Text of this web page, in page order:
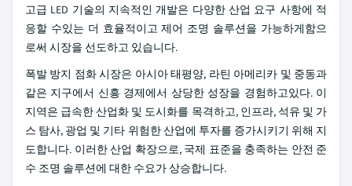
고급 LED 기술의 지속적인 개발은 다양한 산업 요구 사항에 적
응할 수있는 더 효율적이고 제어 조명 솔루션을 가능하게함으
로써 시장을 선도하고 있습니다.
폭발 방지 점화 시장은 아시아 태평양, 라틴 아메리카 및 중동과
같은 지구에서 신흥 경제에서 상당한 성장을 경험하고있다. 이
지역은 급속한 산업화 및 도시화를 목격하고, 인프라, 석유 및 가
스 탐사, 광업 및 기타 위험한 산업에 투자를 증가시키기 위해 지
도합니다. 이러한 산업 확장으로, 국제 표준을 충족하는 안전 준
수 조명 솔루션에 대한 수요가 상승합니다.